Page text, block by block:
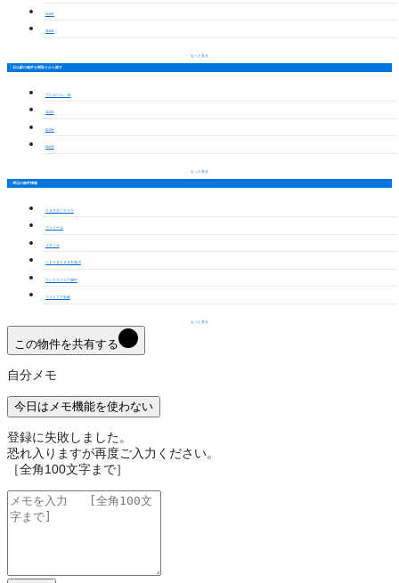
2LDK
3LDK
もっと見る
石仏駅の物件を間取りから探す
ワンルーム・1K
1LDK
2LDK
3LDK
もっと見る
周辺の物件情報
ＦＳモダンテラス
ファミール
メディオ
ＬＥＣＯＣＯＮ五条川
ランドスクエア畑中
ファミリア岩倉
もっと見る
この物件を共有する
自分メモ
今日はメモ機能を使わない
登録に失敗しました。
恐れ入りますが再度ご入力ください。
［全角100文字まで］